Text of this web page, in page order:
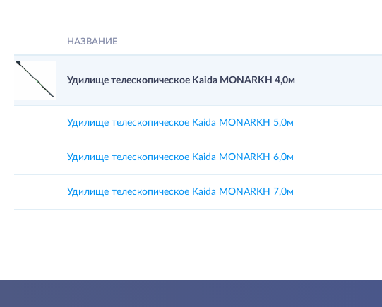
НАЗВАНИЕ
Удилище телескопическое Kaida MONARKH 4,0м
Удилище телескопическое Kaida MONARKH 5,0м
Удилище телескопическое Kaida MONARKH 6,0м
Удилище телескопическое Kaida MONARKH 7,0м